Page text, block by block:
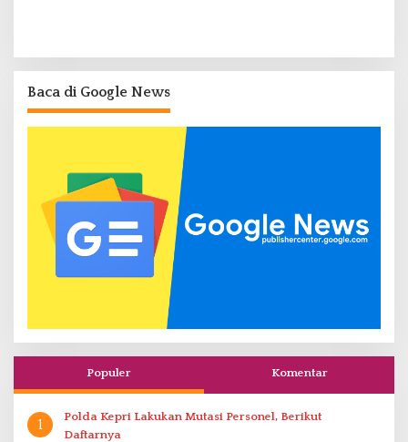
Baca di Google News
Populer Komentar
1
Polda Kepri Lakukan Mutasi Personel, Berikut
Daftarnya